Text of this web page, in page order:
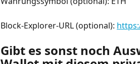
Block-Explorer-URL (optional):
Gibt es sonst noch